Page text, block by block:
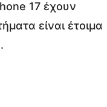
17 έχουν
είναι έτοιμα